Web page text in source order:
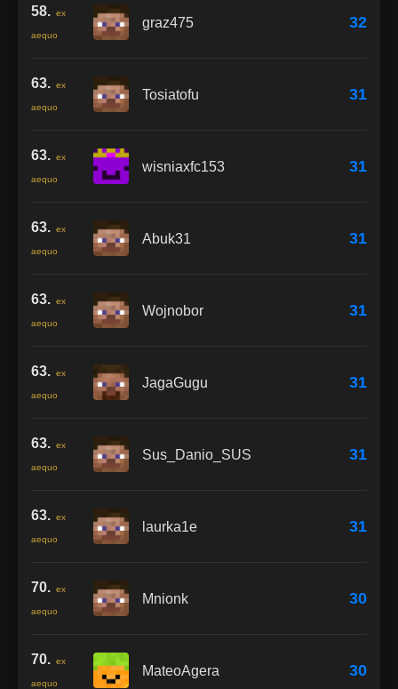
58. ex
aequo
graz475 32
63. ex
aequo
Tosiatofu 31
63. ex
aequo
wisniaxfc153 31
63. ex
aequo
Abuk31 31
63. ex
aequo
Wojnobor 31
63. ex
aequo
JagaGugu 31
63. ex
aequo
Sus_Danio_SUS 31
63. ex
aequo
laurka1e 31
70. ex
aequo
Mnionk 30
70. ex
aequo
MateoAgera 30